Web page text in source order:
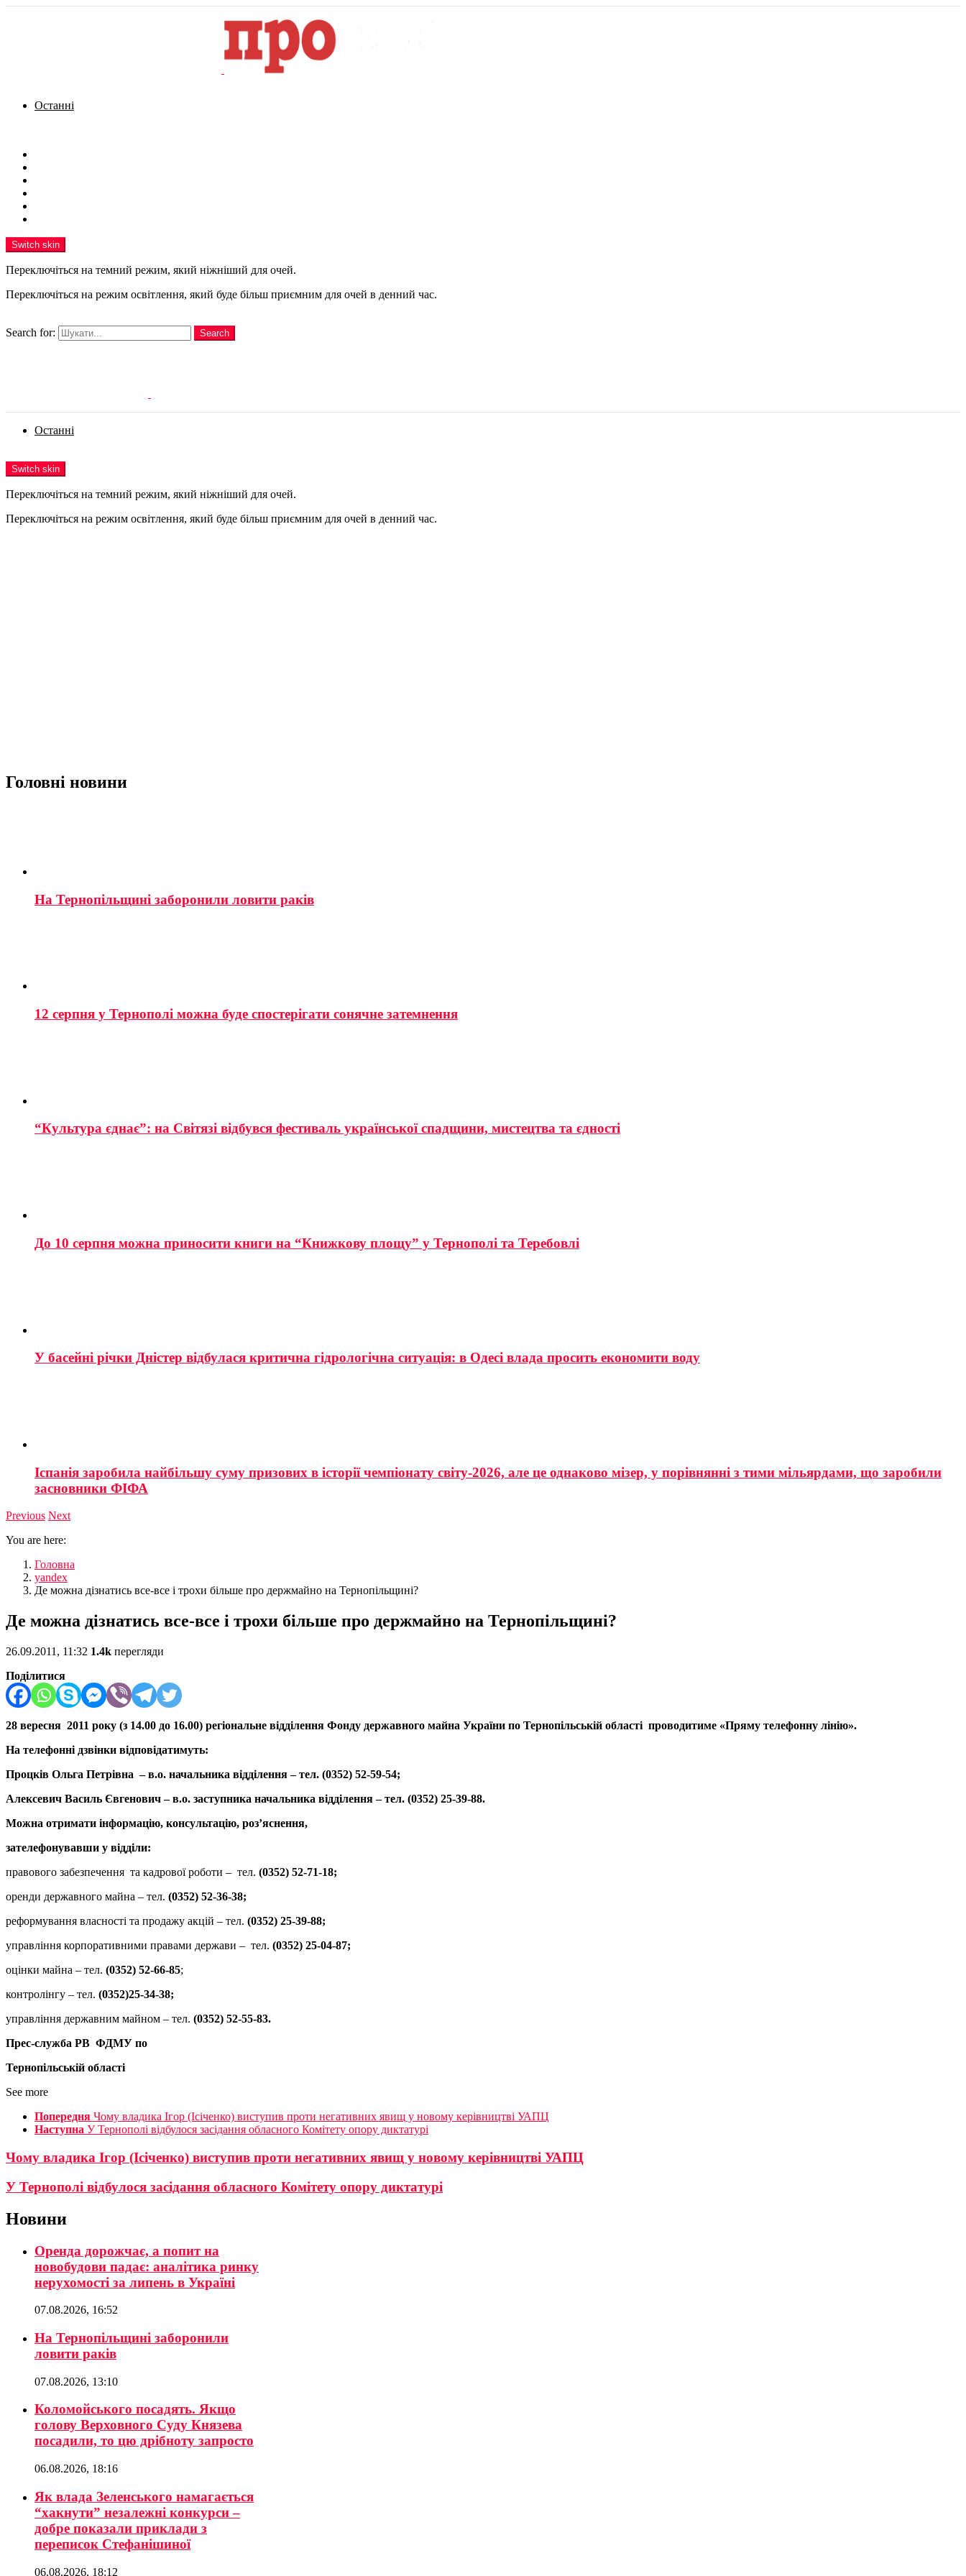
Останні
Switch skin
Переключіться на темний режим, який ніжніший для очей.
Переключіться на режим освітлення, який буде більш приємним для очей в денний час.
Search for:
Search
Останні
Switch skin
Переключіться на темний режим, який ніжніший для очей.
Переключіться на режим освітлення, який буде більш приємним для очей в денний час.
Головні новини
На Тернопільщині заборонили ловити раків
12 серпня у Тернополі можна буде спостерігати сонячне затемнення
“Культура єднає”: на Світязі відбувся фестиваль української спадщини, мистецтва та єдності
До 10 серпня можна приносити книги на “Книжкову площу” у Тернополі та Теребовлі
У басейні річки Дністер відбулася критична гідрологічна ситуація: в Одесі влада просить економити воду
Іспанія заробила найбільшу суму призових в історії чемпіонату світу-2026, але це однаково мізер, у порівнянні з тими мільярдами, що заробили
засновники ФІФА
Previous Next
You are here:
Головна
yandex
Де можна дізнатись все-все і трохи більше про держмайно на Тернопільщині?
Де можна дізнатись все-все і трохи більше про держмайно на Тернопільщині?
26.09.2011, 11:32 1.4k перегляди
Поділитися
28 вересня 2011 року (з 14.00 до 16.00) регіональне відділення Фонду державного майна України по Тернопільській області проводитиме «Пряму телефонну лінію».
На телефонні дзвінки відповідатимуть:
Процків Ольга Петрівна – в.о. начальника відділення – тел. (0352) 52-59-54;
Алексевич Василь Євгенович – в.о. заступника начальника відділення – тел. (0352) 25-39-88.
Можна отримати інформацію, консультацію, роз’яснення,
зателефонувавши у відділи:
правового забезпечення та кадрової роботи – тел. (0352) 52-71-18;
оренди державного майна – тел. (0352) 52-36-38;
реформування власності та продажу акцій – тел. (0352) 25-39-88;
управління корпоративними правами держави – тел. (0352) 25-04-87;
оцінки майна – тел. (0352) 52-66-85;
контролінгу – тел. (0352)25-34-38;
управління державним майном – тел. (0352) 52-55-83.
Прес-служба РВ ФДМУ по
Тернопільській області
See more
Попередня Чому владика Ігор (Ісіченко) виступив проти негативних явищ у новому керівництві УАПЦ
Наступна У Тернополі відбулося засідання обласного Комітету опору диктатурі
Чому владика Ігор (Ісіченко) виступив проти негативних явищ у новому керівництві УАПЦ
У Тернополі відбулося засідання обласного Комітету опору диктатурі
Новини
Оренда дорожчає, а попит на
новобудови падає: аналітика ринку
нерухомості за липень в Україні
07.08.2026, 16:52
На Тернопільщині заборонили
ловити раків
07.08.2026, 13:10
Коломойського посадять. Якщо
голову Верховного Суду Князева
посадили, то цю дрібноту запросто
06.08.2026, 18:16
Як влада Зеленського намагається
“хакнути” незалежні конкурси –
добре показали приклади з
переписок Стефанішиної
06.08.2026, 18:12